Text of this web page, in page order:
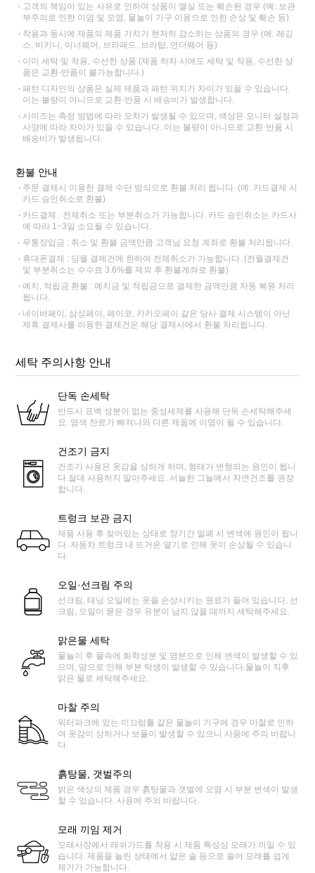
고객의 책임이 있는 사유로 인하여 상품이 멸실 또는 훼손된 경우 (예: 보관
부주의로 인한 이염 및 오염, 물놀이 기구 이용으로 인한 손상 및 훼손 등)
착용과 동시에 제품의 제품 가치가 현저히 감소하는 상품의 경우 (예: 레깅
스, 비키니, 이너웨어, 브라패드, 브라탑, 언더웨어 등)
이미 세탁 및 착용, 수선한 상품 (제품 하자 시에도 세탁 및 착용, 수선한 상
품은 교환·반품이 불가능합니다.)
패턴 디자인의 상품은 실제 제품과 패턴 위치가 차이가 있을 수 있습니다.
이는 불량이 아니므로 교환·반품 시 배송비가 발생합니다.
사이즈는 측정 방법에 따라 오차가 발생될 수 있으며, 색상은 모니터 설정과
사양에 따라 차이가 있을 수 있습니다. 이는 불량이 아니므로 교환·반품 시
배송비가 발생됩니다.
환불 안내
주문 결제시 이용한 결제 수단 방식으로 환불 처리 됩니다. (예: 카드결제 시
카드 승인취소로 환불)
카드결제 : 전체취소 또는 부분취소가 가능합니다. 카드 승인취소는 카드사
에 따라 1~3일 소요될 수 있습니다.
무통장입금 : 취소 및 환불 금액만큼 고객님 요청 계좌로 환불 처리됩니다.
휴대폰결제 : 당월 결제건에 한하여 전체취소가 가능합니다. (전월결제건
및 부분취소는 수수료 3.6%를 제외 후 환불계좌로 환불)
예치, 적립금 환불 : 예치금 및 적립금으로 결제한 금액만큼 자동 복원 처리
됩니다.
네이버페이, 삼성페이, 페이코, 카카오페이 같은 당사 결제 시스템이 아닌
제휴 결제사를 이용한 결제건은 해당 결제사에서 환불 처리됩니다.
세탁 주의사항 안내
단독 손세탁
반드시 표백 성분이 없는 중성세제를 사용해 단독 손세탁해주세
요. 염색 잔료가 빠져나와 다른 제품에 이염이 될 수 있습니다.
건조기 금지
건조기 사용은 옷감을 상하게 하며, 형태가 변형되는 원인이 됩니
다.절대 사용하지 말아주세요. 서늘한 그늘에서 자연건조를 권장
합니다.
트렁크 보관 금지
제품 사용 후 젖어있는 상태로 장기간 밀폐 시 변색에 원인이 됩니
다. 자동차 트렁크 내 뜨거운 열기로 인해 옷이 손상될 수 있습니
다.
오일·선크림 주의
선크림, 태닝 오일에는 옷을 손상시키는 원료가 들어 있습니다. 선
크림, 오일이 묻은 경우 유분이 남지 않을 때까지 세탁해주세요.
맑은물 세탁
물놀이 후 물속에 화학성분 및 염분으로 인해 변색이 발생할 수 있
으며, 땀으로 인해 부분 탁생이 발생할 수 있습니다.물놀이 직후
맑은 물로 세탁해주세요.
마찰 주의
워터파크에 있는 미끄럼틀 같은 물놀이 기구에 경우 마찰로 인하
여 옷감이 상하거나 보풀이 발생할 수 있으니 사용에 주의 바랍니
다.
흙탕물, 갯벌주의
밝은 색상의 제품 경우 흙탕물과 갯벌에 오염 시 부분 변색이 발생
할 수 있습니다. 사용에 주의 바랍니다.
모래 끼임 제거
모래사장에서 래쉬가드를 착용 시 제품 특성상 모래가 끼일 수 있
습니다. 제품을 늘린 상태에서 얇은 솔 등으로 쓸어 모래를 쉽게
제거가 가능합니다.